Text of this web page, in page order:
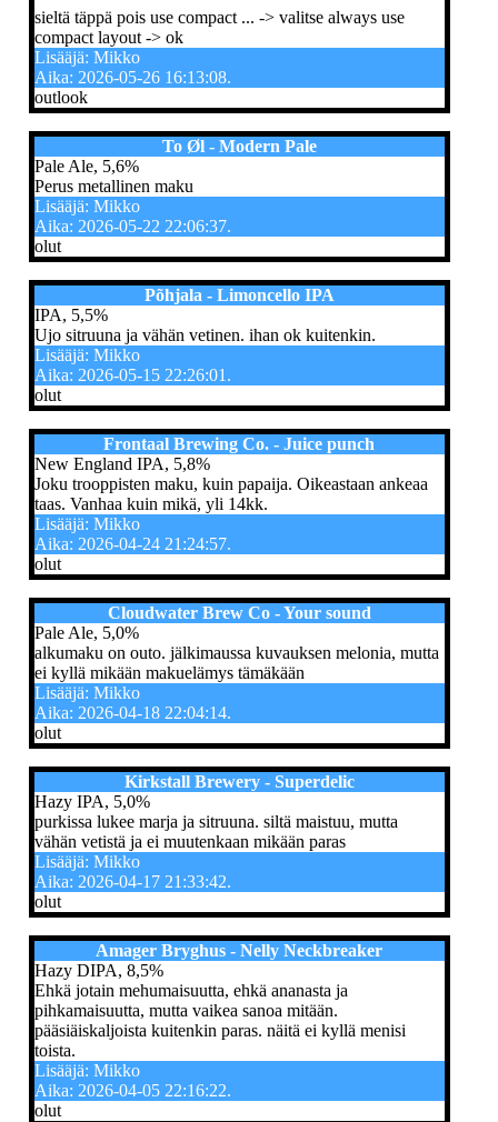
sieltä täppä pois use compact ... -> valitse always use
compact layout -> ok
Lisääjä: Mikko
Aika: 2026-05-26 16:13:08.
outlook
To Øl - Modern Pale
Pale Ale, 5,6%
Perus metallinen maku
Lisääjä: Mikko
Aika: 2026-05-22 22:06:37.
olut
Põhjala - Limoncello IPA
IPA, 5,5%
Ujo sitruuna ja vähän vetinen. ihan ok kuitenkin.
Lisääjä: Mikko
Aika: 2026-05-15 22:26:01.
olut
Frontaal Brewing Co. - Juice punch
New England IPA, 5,8%
Joku trooppisten maku, kuin papaija. Oikeastaan ankeaa
taas. Vanhaa kuin mikä, yli 14kk.
Lisääjä: Mikko
Aika: 2026-04-24 21:24:57.
olut
Cloudwater Brew Co - Your sound
Pale Ale, 5,0%
alkumaku on outo. jälkimaussa kuvauksen melonia, mutta
ei kyllä mikään makuelämys tämäkään
Lisääjä: Mikko
Aika: 2026-04-18 22:04:14.
olut
Kirkstall Brewery - Superdelic
Hazy IPA, 5,0%
purkissa lukee marja ja sitruuna. siltä maistuu, mutta
vähän vetistä ja ei muutenkaan mikään paras
Lisääjä: Mikko
Aika: 2026-04-17 21:33:42.
olut
Amager Bryghus - Nelly Neckbreaker
Hazy DIPA, 8,5%
Ehkä jotain mehumaisuutta, ehkä ananasta ja
pihkamaisuutta, mutta vaikea sanoa mitään.
pääsiäiskaljoista kuitenkin paras. näitä ei kyllä menisi
toista.
Lisääjä: Mikko
Aika: 2026-04-05 22:16:22.
olut